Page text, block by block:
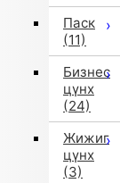
Паск
(11)
Бизнес
цүнх
(24)
Жижиг
цүнх
(3)